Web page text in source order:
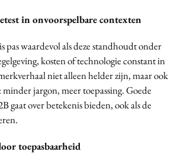
in onvoorspelbare contexten
pas waardevol als deze standhoudt onder
kosten of technologie constant in
niet alleen helder zijn, maar ook
jargon, meer toepassing. Goede
gaat over betekenis bieden, ook als de
toepasbaarheid